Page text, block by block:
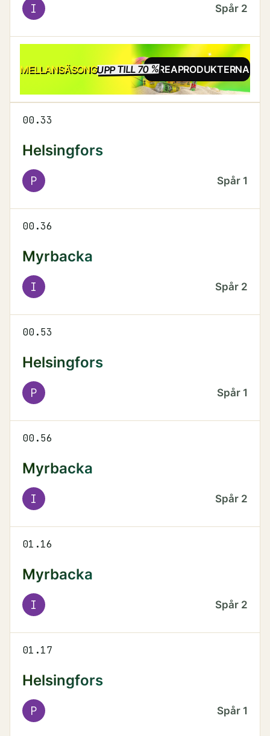
I Spår 2
MELLANSÄSONGUPP TILL 70 %REA
SE REAPRODUKTERNA
00.33
Helsingfors
P Spår 1
00.36
Myrbacka
I Spår 2
00.53
Helsingfors
P Spår 1
00.56
Myrbacka
I Spår 2
01.16
Myrbacka
I Spår 2
01.17
Helsingfors
P Spår 1